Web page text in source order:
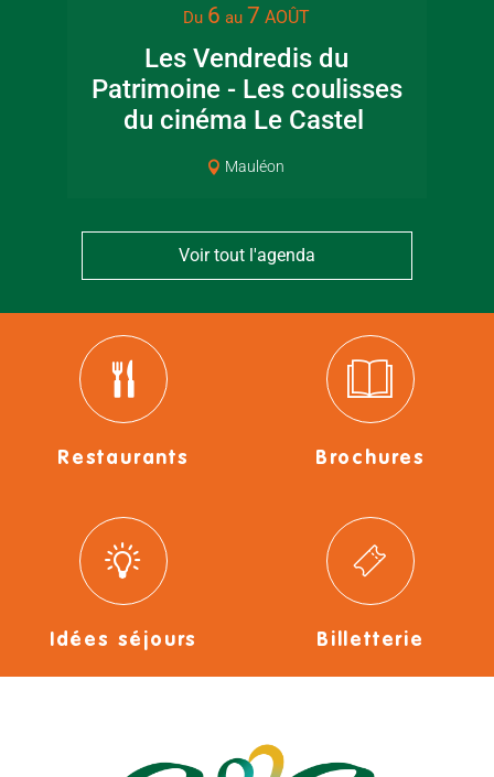
Du 6 au 7 AOÛT
Les Vendredis du
Patrimoine - Les coulisses
du cinéma Le Castel
Mauléon
Voir tout l'agenda
Restaurants Brochures
Idées séjours Billetterie